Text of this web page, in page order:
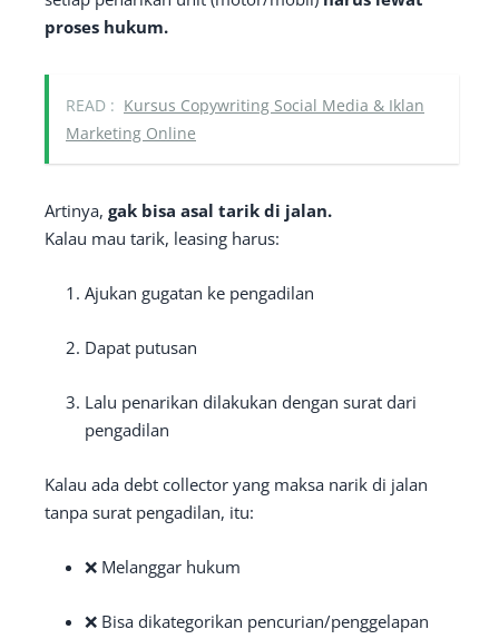
proses hukum.
READ : Kursus Copywriting Social Media & Iklan
Marketing Online
Artinya, gak bisa asal tarik di jalan.
Kalau mau tarik, leasing harus:
Ajukan gugatan ke pengadilan
Dapat putusan
Lalu penarikan dilakukan dengan surat dari
pengadilan
Kalau ada debt collector yang maksa narik di jalan
tanpa surat pengadilan, itu:
❌ Melanggar hukum
❌ Bisa dikategorikan pencurian/penggelapan